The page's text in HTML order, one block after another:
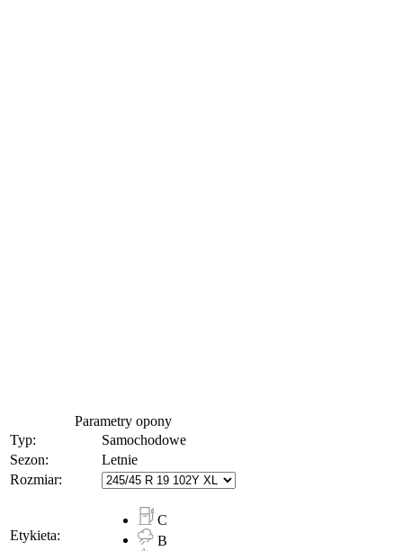
Parametry opony
Typ:
Samochodowe
Sezon:
Letnie
Rozmiar:
Etykieta:
C
B